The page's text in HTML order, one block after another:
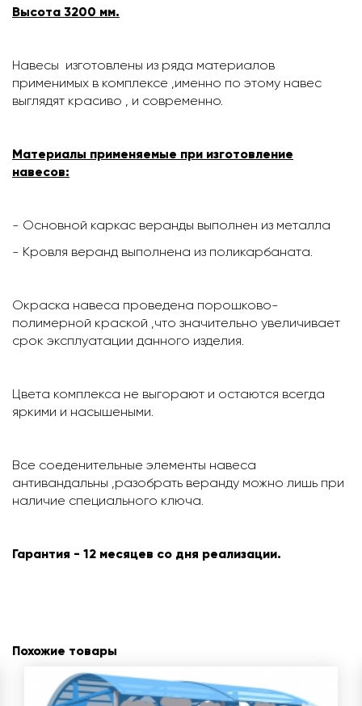
Высота 3200 мм.
Навесы изготовлены из ряда материалов
применимых в комплексе ,именно по этому навес
выглядят красиво , и современно.
Материалы применяемые при изготовление
навесов:
- Основной каркас веранды выполнен из металла
- Кровля веранд выполнена из поликарбаната.
Окраска навеса проведена порошково-
полимерной краской ,что значительно увеличивает
срок эксплуатации данного изделия.
Цвета комплекса не выгорают и остаются всегда
яркими и насышеными.
Все соеденительные элементы навеса
антивандальны ,разобрать веранду можно лишь при
наличие специального ключа.
Гарантия - 12 месяцев со дня реализации.
Похожие товары